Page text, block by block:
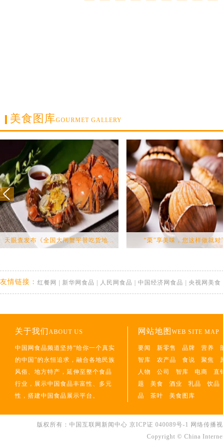
美食图库GOURMET GALLERY
天眼查发布《全国大闸蟹平替吃货地... “栗”享美味，您这样做就对
友情链接： 红餐网 新华网食品 人民网食品 中国经济网食品 央视网美食
关于我们ABOUT US
中国网食品频道坚持“给你一个真实
的中国”的永恒追求，融合各地民族
风俗、地方特产，延伸至整个食品
行业，展示中国食品丰富性、多元
性，搭建中国食品展示平台。
网站地图 WEB SITE MAP
要闻 新零售 品牌 营养
智库
农产品 食说 聚焦
人物
公司 智库 电商
直
题
美食 酒业 乳品
饮品
品
茶叶 美食图库
版权所有：中国互联网新闻中心 京ICP证 040089号-1 网络传播
Copyright © China